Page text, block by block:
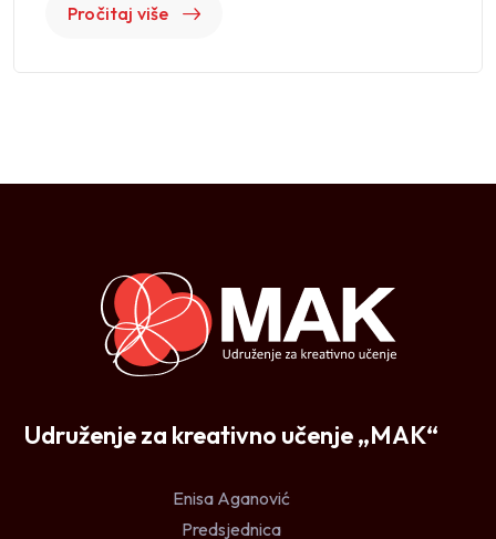
Pročitaj više
Udruženje za kreativno učenje „MAK“
Enisa Aganović
Predsjednica